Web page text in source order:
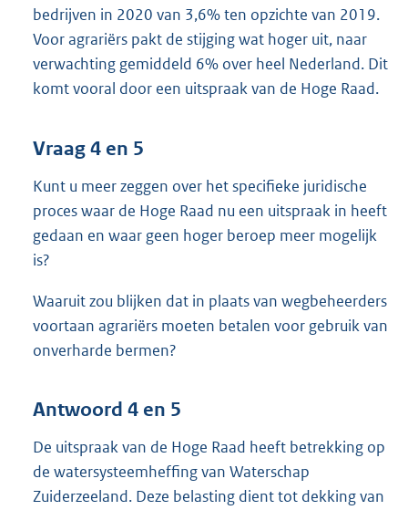
bedrijven in 2020 van 3,6% ten opzichte van 2019.
Voor agrariërs pakt de stijging wat hoger uit, naar
verwachting gemiddeld 6% over heel Nederland. Dit
komt vooral door een uitspraak van de Hoge Raad.
Vraag 4 en 5
Kunt u meer zeggen over het specifieke juridische
proces waar de Hoge Raad nu een uitspraak in heeft
gedaan en waar geen hoger beroep meer mogelijk
is?
Waaruit zou blijken dat in plaats van wegbeheerders
voortaan agrariërs moeten betalen voor gebruik van
onverharde bermen?
Antwoord 4 en 5
De uitspraak van de Hoge Raad heeft betrekking op
de watersysteemheffing van Waterschap
Zuiderzeeland. Deze belasting dient tot dekking van